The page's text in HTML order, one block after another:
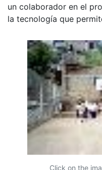
un colaborador en el
la tecnología que
Click on the